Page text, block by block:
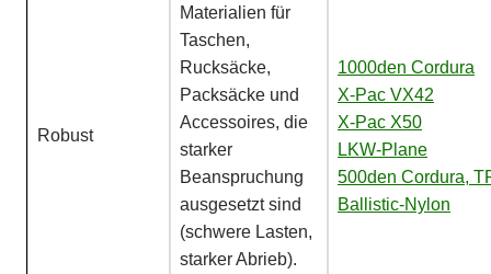
Robust
Materialien für
Taschen,
Rucksäcke,
Packsäcke und
Accessoires, die
starker
Beanspruchung
ausgesetzt sind
(schwere Lasten,
starker Abrieb).
1000den Cordura
X-Pac VX42
X-Pac X50
LKW-Plane
500den Cordura,
Ballistic-Nylon